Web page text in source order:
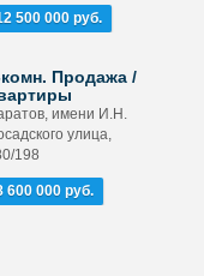
500 000 руб.
Продажа /
имени И.Н.
улица,
198
600 000 руб.